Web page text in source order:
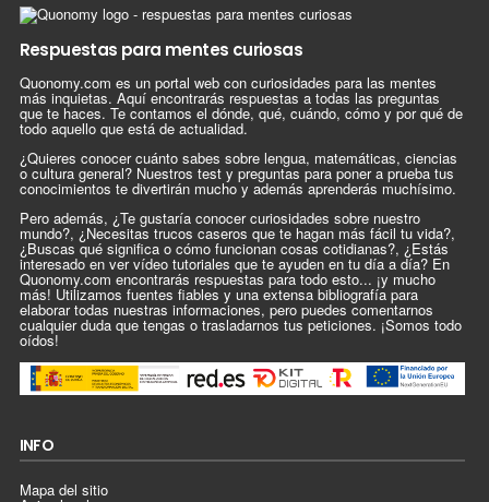
Respuestas para mentes curiosas
Quonomy.com es un portal web con curiosidades para las mentes
más inquietas. Aquí encontrarás respuestas a todas las preguntas
que te haces. Te contamos el dónde, qué, cuándo, cómo y por qué de
todo aquello que está de actualidad.
¿Quieres conocer cuánto sabes sobre lengua, matemáticas, ciencias
o cultura general? Nuestros test y preguntas para poner a prueba tus
conocimientos te divertirán mucho y además aprenderás muchísimo.
Pero además, ¿Te gustaría conocer curiosidades sobre nuestro
mundo?, ¿Necesitas trucos caseros que te hagan más fácil tu vida?,
¿Buscas qué significa o cómo funcionan cosas cotidianas?, ¿Estás
interesado en ver vídeo tutoriales que te ayuden en tu día a día? En
Quonomy.com encontrarás respuestas para todo esto... ¡y mucho
más! Utilizamos fuentes fiables y una extensa bibliografía para
elaborar todas nuestras informaciones, pero puedes comentarnos
cualquier duda que tengas o trasladarnos tus peticiones. ¡Somos todo
oídos!
INFO
Mapa del sitio